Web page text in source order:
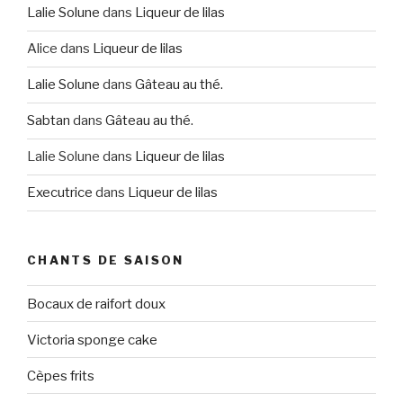
Lalie Solune dans Liqueur de lilas
Alice dans Liqueur de lilas
Lalie Solune dans Gâteau au thé.
Sabtan dans Gâteau au thé.
Lalie Solune dans Liqueur de lilas
Executrice dans Liqueur de lilas
CHANTS DE SAISON
Bocaux de raifort doux
Victoria sponge cake
Cèpes frits